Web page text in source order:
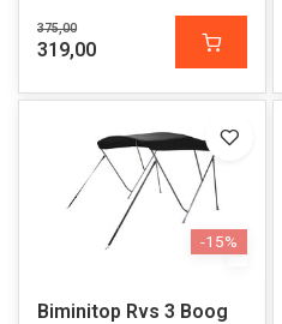
375,00
319,00
-15%
Biminitop Rvs 3 Boog